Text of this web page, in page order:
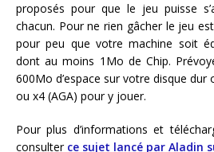
proposés pour que le jeu puisse
chacun. Pour ne rien gâcher le jeu
pour peu que votre machine soit
dont au moins 1Mo de Chip.
600Mo d’espace sur votre disque dur
ou x4 (AGA) pour y jouer.
Pour plus d’informations et
consulter ce sujet lancé par Aladin